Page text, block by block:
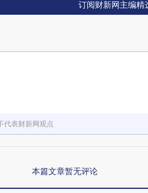
订阅财新网主编精
代表财新网观点
本篇文章暂无评论